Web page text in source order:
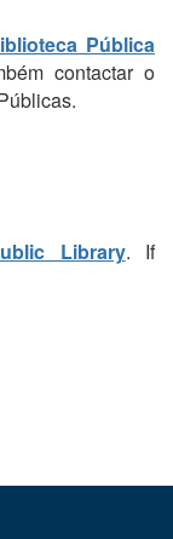
Pública
contactar o
Library. If